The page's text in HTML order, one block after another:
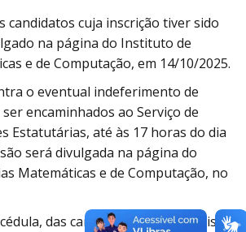
candidatos cuja inscrição tiver sido
na página do Instituto de
e de Computação, em 14/10/2025.
o eventual indeferimento de
encaminhados ao Serviço de
Estatutárias, até às 17 horas do dia
será divulgada na página do
Matemáticas e de Computação, no
das candidaturas individuais